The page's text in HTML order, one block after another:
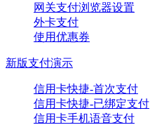
网关支付浏览器设置
外卡支付
使用优惠券
新版支付演示
信用卡快捷-首次支付
信用卡快捷-已绑定支付
信用卡手机语音支付